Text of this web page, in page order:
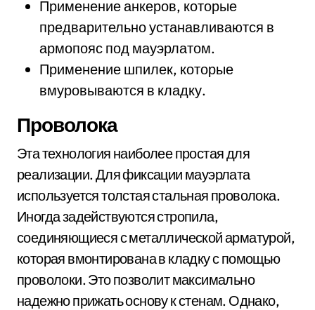
Применение анкеров, которые
предварительно устанавливаются в
армопояс под мауэрлатом.
Применение шпилек, которые
вмуровываются в кладку.
Проволока
Эта технология наиболее простая для
реализации. Для фиксации мауэрлата
используется толстая стальная проволока.
Иногда задействуются стропила,
соединяющиеся с металлической арматурой,
которая вмонтирована в кладку с помощью
проволоки. Это позволит максимально
надежно прижать основу к стенам. Однако,